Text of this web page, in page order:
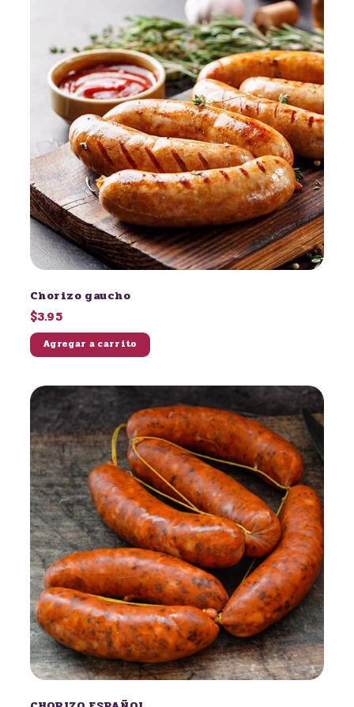
Chorizo gaucho
$3.95
Agregar a carrito